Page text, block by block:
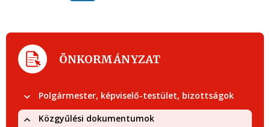
ÖNKORMÁNYZAT
Polgármester, képviselő-testület, bizottságok
Közgyűlési dokumentumok